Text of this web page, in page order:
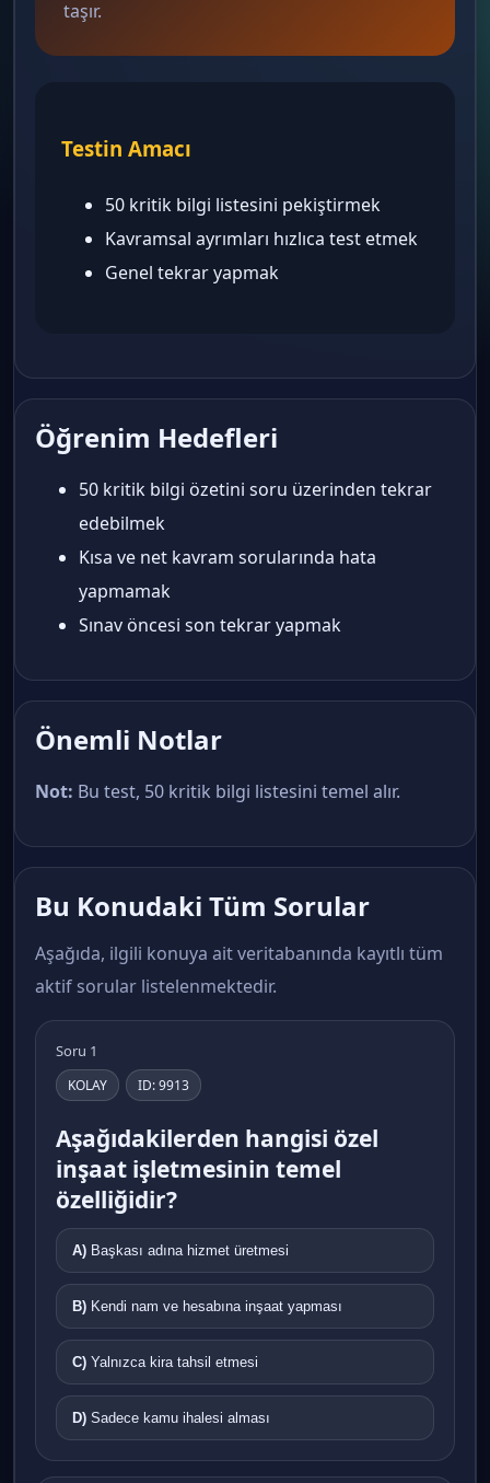
taşır.
Testin Amacı
50 kritik bilgi listesini pekiştirmek
Kavramsal ayrımları hızlıca test etmek
Genel tekrar yapmak
Öğrenim Hedefleri
50 kritik bilgi özetini soru üzerinden tekrar
edebilmek
Kısa ve net kavram sorularında hata
yapmamak
Sınav öncesi son tekrar yapmak
Önemli Notlar
Not: Bu test, 50 kritik bilgi listesini temel alır.
Bu Konudaki Tüm Sorular
Aşağıda, ilgili konuya ait veritabanında kayıtlı tüm
aktif sorular listelenmektedir.
Soru 1
KOLAY ID: 9913
Aşağıdakilerden hangisi özel
inşaat işletmesinin temel
özelliğidir?
A) Başkası adına hizmet üretmesi
B) Kendi nam ve hesabına inşaat yapması
C) Yalnızca kira tahsil etmesi
D) Sadece kamu ihalesi alması